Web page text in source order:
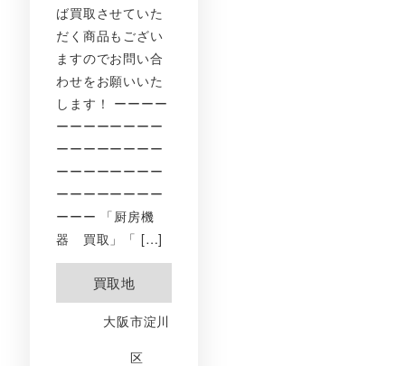
ば買取させていた
だく商品もござい
ますのでお問い合
わせをお願いいた
します！ ーーーー
ーーーーーーーー
ーーーーーーーー
ーーーーーーーー
ーーーーーーーー
ーーー 「厨房機
器 買取」「 […]
買取地
大阪市淀川
区